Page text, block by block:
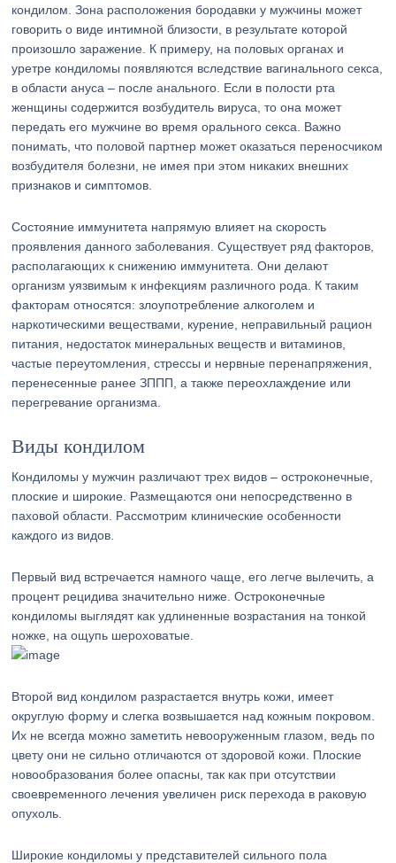
кондилом. Зона расположения бородавки у мужчины может
говорить о виде интимной близости, в результате которой
произошло заражение. К примеру, на половых органах и
уретре кондиломы появляются вследствие вагинального секса,
в области ануса – после анального. Если в полости рта
женщины содержится возбудитель вируса, то она может
передать его мужчине во время орального секса. Важно
понимать, что половой партнер может оказаться переносчиком
возбудителя болезни, не имея при этом никаких внешних
признаков и симптомов.
Состояние иммунитета напрямую влияет на скорость
проявления данного заболевания. Существует ряд факторов,
располагающих к снижению иммунитета. Они делают
организм уязвимым к инфекциям различного рода. К таким
факторам относятся: злоупотребление алкоголем и
наркотическими веществами, курение, неправильный рацион
питания, недостаток минеральных веществ и витаминов,
частые переутомления, стрессы и нервные перенапряжения,
перенесенные ранее ЗППП, а также переохлаждение или
перегревание организма.
Виды кондилом
Кондиломы у мужчин различают трех видов – остроконечные,
плоские и широкие. Размещаются они непосредственно в
паховой области. Рассмотрим клинические особенности
каждого из видов.
Первый вид встречается намного чаще, его легче вылечить, а
процент рецидива значительно ниже. Остроконечные
кондиломы выглядят как удлиненные возрастания на тонкой
ножке, на ощупь шероховатые.
Второй вид кондилом разрастается внутрь кожи, имеет
округлую форму и слегка возвышается над кожным покровом.
Их не всегда можно заметить невооруженным глазом, ведь по
цвету они не сильно отличаются от здоровой кожи. Плоские
новообразования более опасны, так как при отсутствии
своевременного лечения увеличен риск перехода в раковую
опухоль.
Широкие кондиломы у представителей сильного пола